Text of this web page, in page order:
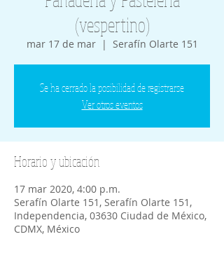
(vespertino)
mar 17 de mar
  |
Serafín Olarte 151
Se ha cerrado la posibilidad de registrarse
Ver otros eventos
Horario y ubicación
17 mar 2020, 4:00 p.m.
Serafín Olarte 151, Serafín Olarte 151,
Independencia, 03630 Ciudad de México,
CDMX, México